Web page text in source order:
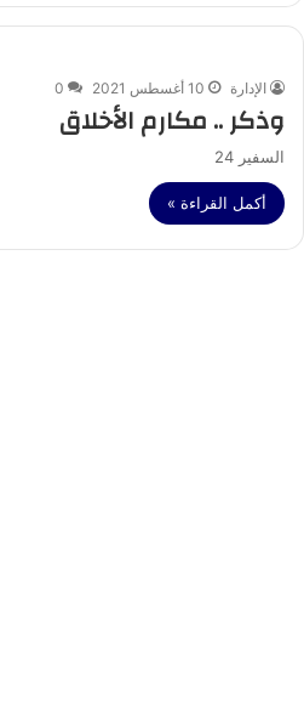
الإدارة 10 أغسطس 2021 0
وذكر .. مكارم الأخلاق
السفير 24
أكمل القراءة »